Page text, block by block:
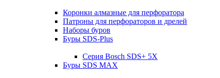
Коронки алмазные для перфоратора
Патроны для перфораторов и дрелей
Наборы буров
Буры SDS-Plus
Серия Bosch SDS+ 5X
Буры SDS MAX